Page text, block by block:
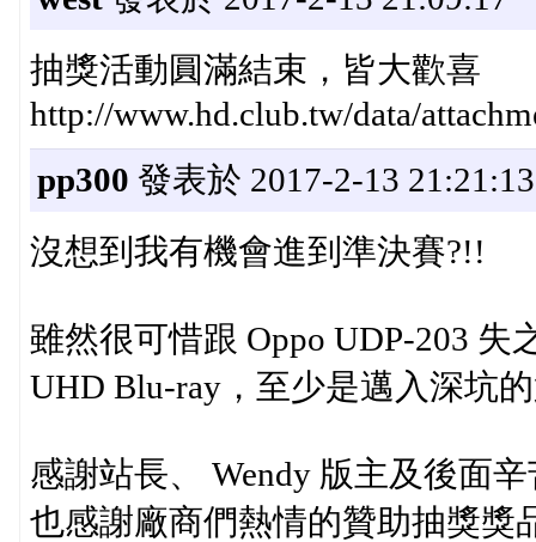
抽獎活動圓滿結束，皆大歡喜
http://www.hd.club.tw/data/
pp300 發表於 2017-2-13 21:21:13
沒想到我有機會進到準決賽?!!
雖然很可惜跟 Oppo UDP-203
UHD Blu-ray，至少是邁入深坑
感謝站長、 Wendy 版主及後面
也感謝廠商們熱情的贊助抽獎獎